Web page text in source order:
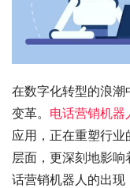
在数字化转型的浪
变革。 电话营销机器
应用，正在重塑行
层面，更深刻地影
话营销机器人的出